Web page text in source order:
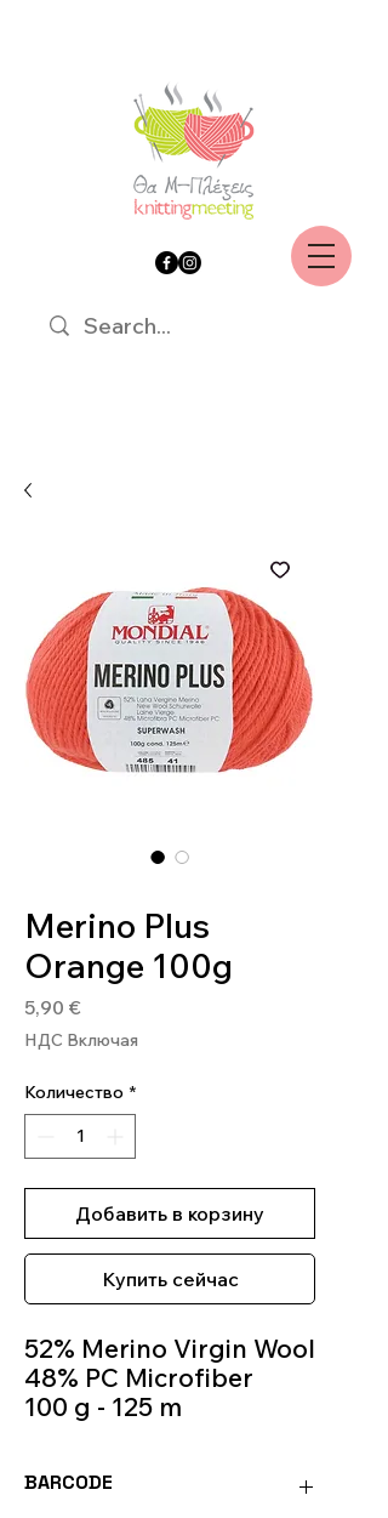
Merino Plus
Orange 100g
5,90 €
НДС Включая
Количество *
Добавить в корзину
Купить сейчас
52% Merino Virgin Wool
48% PC Microfiber
100 g - 125 m
Colour 485
BARCODE